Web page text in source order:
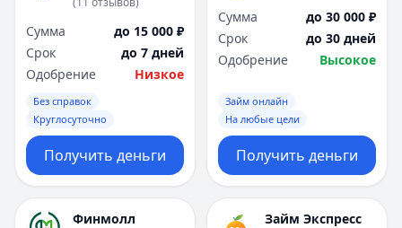
Сумма
до 15 000 ₽
Срок
до 7 дней
Одобрение
Низкое
Без справок
Круглосуточно
Получить деньги
Сумма
до 30 000 ₽
Срок
до 30 дней
Одобрение
Высокое
Займ онлайн
На любые цели
Получить деньги
Финмолл Займ Экспресс